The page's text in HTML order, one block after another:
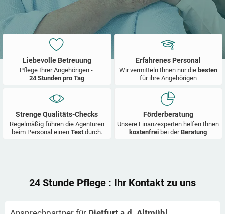
Liebevolle Betreuung
Pflege Ihrer Angehörigen -
24 Stunden pro Tag
Erfahrenes Personal
Wir vermitteln Ihnen nur die besten
für ihre Angehörigen
Strenge Qualitäts-Checks
Regelmäßig führen die Agenturen
beim Personal einen Test durch.
Förderberatung
Unsere Finanzexperten helfen Ihnen
kostenfrei bei derBeratung
24 Stunde Pflege : Ihr Kontakt zu uns